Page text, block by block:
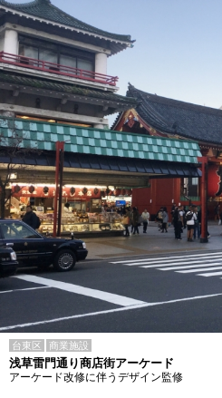
台東区 商業施設
浅草雷門通り商店街アーケード
アーケード改修に伴うデザイン監修